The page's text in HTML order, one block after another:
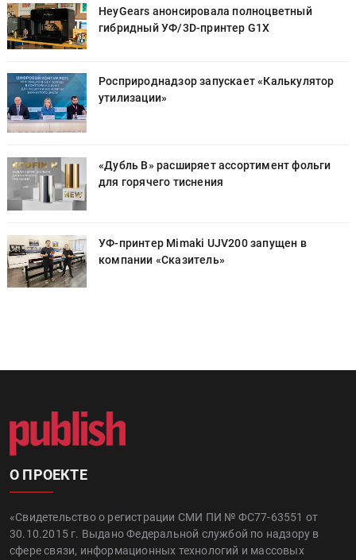
HeyGears анонсировала полноцветный
гибридный УФ/3D-принтер G1X
Росприроднадзор запускает «Калькулятор
утилизации»
«Дубль В» расширяет ассортимент фольги
для горячего тиснения
УФ-принтер Mimaki UJV200 запущен в
компании «Сказитель»
О ПРОЕКТЕ
«Свидетельство о регистрации СМИ ПИ № ФС77-63551 от
30.10.2015 г. Выдано Федеральной службой по надзору в
сфере связи, информационных технологий и массовых